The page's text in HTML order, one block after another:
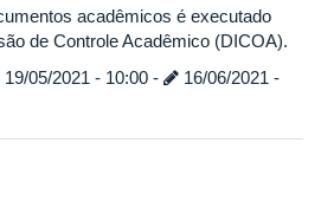
acadêmicos é executado
de Controle Acadêmico (DICOA).
19/05/2021 - 10:00 -
16/06/2021 -